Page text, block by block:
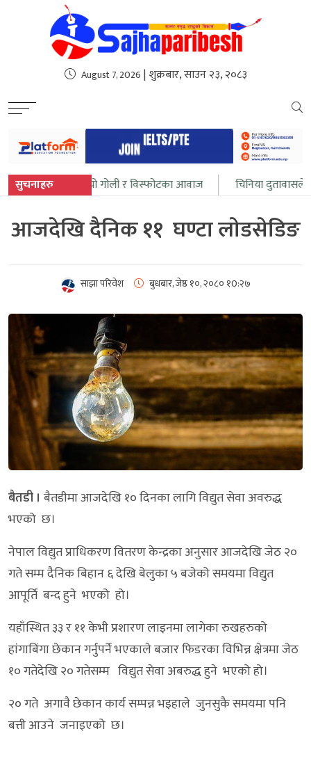
sweet bonanza
August 7, 2026 | शुक्रबार, साउन २३, २०८३
सुचनाहरु
फेरि सुनिन थाल्यो गोली र विस्फोटका आवाज चिनिया दुतावासले
आजदेखि दैनिक ११ घण्टा लाेडसेडिङ
साझा परिवेश बुधबार, जेष्ठ १०, २०८० १0:२७
बैतडी । बैतडीमा आजदेखि १० दिनका लागि विद्युत सेवा अवरुद्ध
भएको छ।
नेपाल विद्युत प्राधिकरण वितरण केन्द्रका अनुसार आजदेखि जेठ २०
गते सम्म दैनिक बिहान ६ देखि बेलुका ५ बजेको समयमा विद्युत
आपूर्ति बन्द हुने भएको हो।
यहाँस्थित ३३ र ११ केभी प्रशारण लाइनमा लागेका रुखहरुको
हांगाबिंगा छेकान गर्नुपर्ने भएकाले बजार फिडरका विभिन्न क्षेत्रमा जेठ
१० गतेदेखि २० गतेसम्म विद्युत सेवा अबरुद्ध हुने भएको हो।
२० गते अगावै छेकान कार्य सम्पन्न भइहाले जुनसुकै समयमा पनि
बत्ती आउने जनाइएको छ।